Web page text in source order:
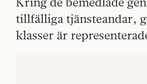
tillfälliga tjänsteandar,
klasser är